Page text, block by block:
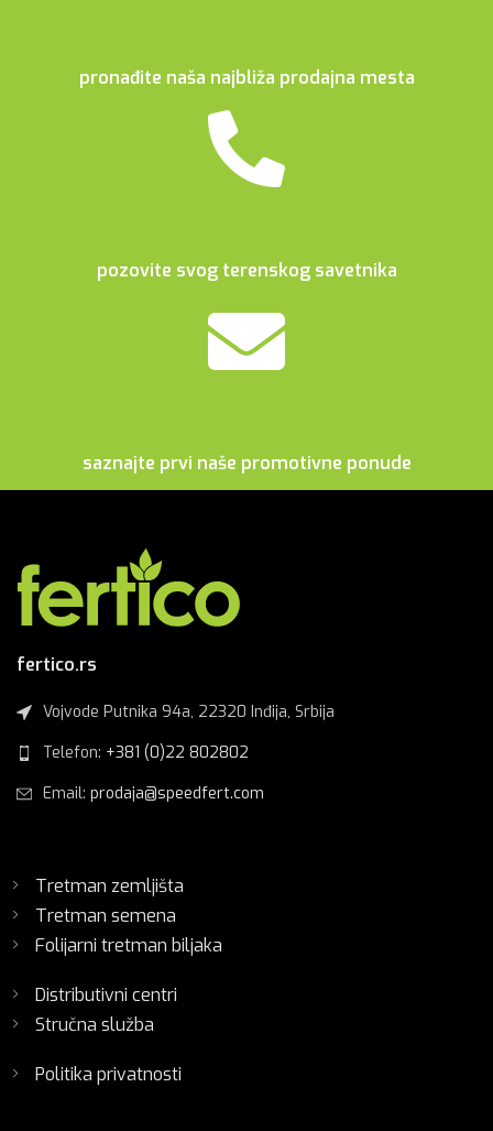
pronađite naša najbliža prodajna mesta
pozovite svog terenskog savetnika
saznajte prvi naše promotivne ponude
fertico.rs
Vojvode Putnika 94a, 22320 Inđija, Srbija
Telefon: +381 (0)22 802802
Email: prodaja@speedfert.com
Tretman zemljišta
Tretman semena
Folijarni tretman biljaka
Distributivni centri
Stručna služba
Politika privatnosti